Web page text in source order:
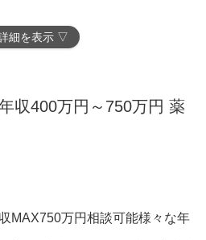
細を表示 ▽
収400万円～750万円 薬
MAX750万円相談可能様々な年